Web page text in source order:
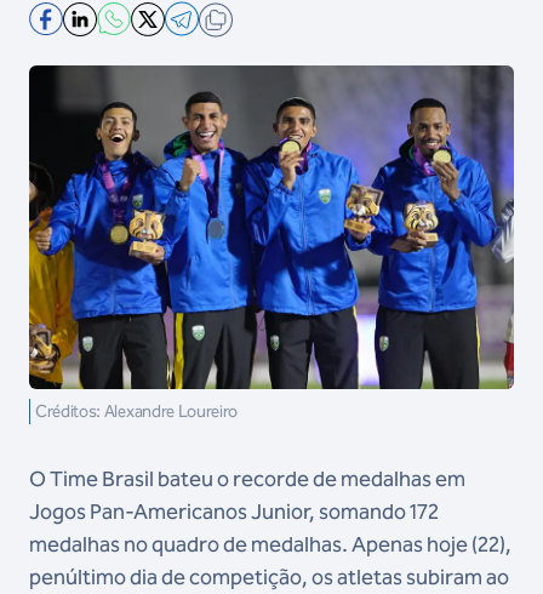
Créditos: Alexandre Loureiro
O Time Brasil bateu o recorde de medalhas em
Jogos Pan-Americanos Junior, somando 172
medalhas no quadro de medalhas. Apenas hoje (22),
penúltimo dia de competição, os atletas subiram ao